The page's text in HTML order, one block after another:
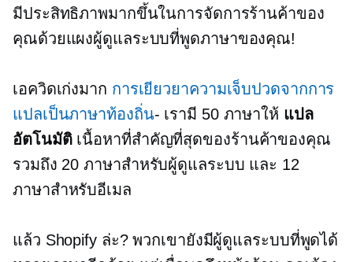
มีประสิทธิภาพมากขึ้นในการจัดการร้านค้าของ
คุณด้วยแผงผู้ดูแลระบบที่พูดภาษาของคุณ!
เอควิดเก่งมาก การเยียวยาความเจ็บปวดจากการ
แปลเป็นภาษาท้องถิ่น- เรามี 50 ภาษาให้ แปล
อัตโนมัติเนื้อหาที่สำคัญที่สุดของร้านค้าของคุณ
รวมถึง 20 ภาษาสำหรับผู้ดูแลระบบ และ 12
ภาษาสำหรับอีเมล
แล้ว Shopify ล่ะ? พวกเขายังมีผู้ดูแลระบบที่พูดได้